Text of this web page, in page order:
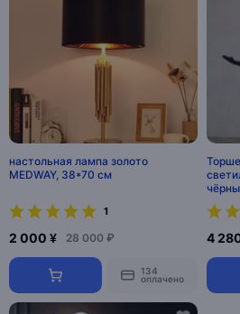
настольная лампа золото
MEDWAY, 38*70 см
1
2 000 ¥ 28 000 ₽
134
оплачено
4